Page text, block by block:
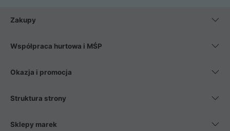
wentylatory. Na koniec mając już to wszystko, możesz
Zakupy
Współpraca hurtowa i MŚP
Okazja i promocja
Struktura strony
Sklepy marek